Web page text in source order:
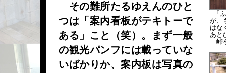
その難所たるゆえんのひと
つは「案内看板がテキトーで
ある」こと（笑）。まず一般
の観光パンフには載っていな
いばかりか、案内板は写真の
「
が、
はな
あと
峠